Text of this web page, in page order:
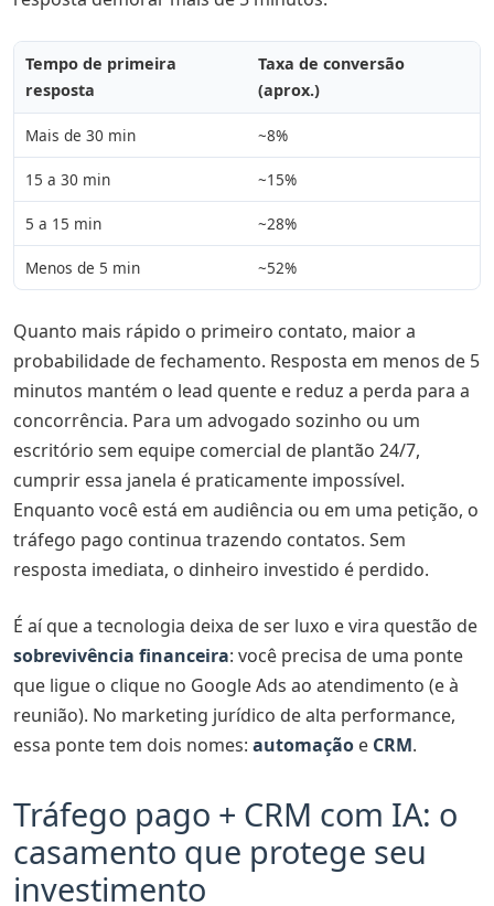
Tempo de primeira
resposta
Taxa de conversão
(aprox.)
Mais de 30 min ~8%
15 a 30 min ~15%
5 a 15 min ~28%
Menos de 5 min ~52%
Quanto mais rápido o primeiro contato, maior a
probabilidade de fechamento. Resposta em menos de 5
minutos mantém o lead quente e reduz a perda para a
concorrência. Para um advogado sozinho ou um
escritório sem equipe comercial de plantão 24/7,
cumprir essa janela é praticamente impossível.
Enquanto você está em audiência ou em uma petição, o
tráfego pago continua trazendo contatos. Sem
resposta imediata, o dinheiro investido é perdido.
É aí que a tecnologia deixa de ser luxo e vira questão de
sobrevivência financeira: você precisa de uma ponte
que ligue o clique no Google Ads ao atendimento (e à
reunião). No marketing jurídico de alta performance,
essa ponte tem dois nomes: automação e CRM.
Tráfego pago + CRM com IA: o
casamento que protege seu
investimento